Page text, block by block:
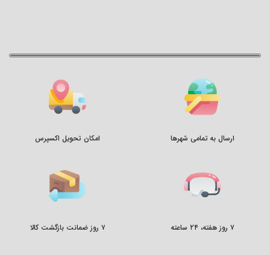
ارسال به تمامی شهرها امکان تحویل اکسپرس
۷ روز هفته، ۲۴ ساعته ۷ روز ضمانت بازگشت کالا